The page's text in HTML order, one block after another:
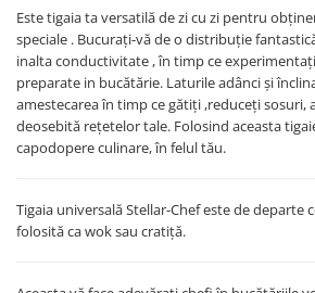
Seturi servire tapas
Sosiere
Suport servetele
Depozitare alimente
Caserole
Cutii Alimentare
Recipiente si borcane
Organizatoare frigider
Este tigaia ta versatilă de zi cu zi pentru
speciale . Bucurați-vă de o distribuție
inalta conductivitate , în timp ce
preparate in bucătărie. Laturile adânci și
amestecarea în timp ce gătiți ,reduceți sosuri,
deosebită rețetelor tale. Folosind aceasta
capodopere culinare, în felul tău.
Tigaia universală Stellar-Chef este de departe
folosită ca wok sau cratiță.